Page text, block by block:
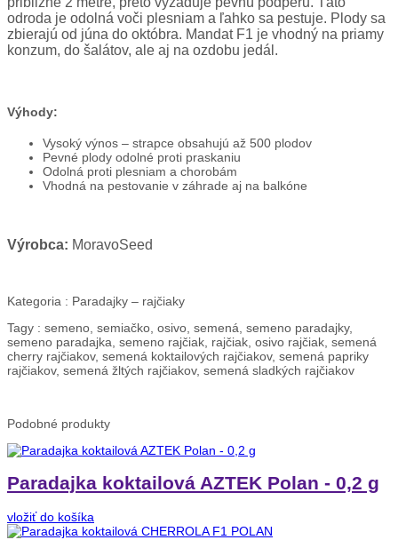
odroda je odolná voči plesniam a ľahko sa pestuje. Plody sa
zbierajú od júna do októbra. Mandat F1 je vhodný na priamy
konzum, do šalátov, ale aj na ozdobu jedál.
Výhody:
Vysoký výnos – strapce obsahujú až 500 plodov
Pevné plody odolné proti praskaniu
Odolná proti plesniam a chorobám
Vhodná na pestovanie v záhrade aj na balkóne
Výrobca: MoravoSeed
Kategoria : Paradajky – rajčiaky
Tagy : semeno, semiačko, osivo, semená, semeno paradajky,
semeno paradajka, semeno rajčiak, rajčiak, osivo rajčiak, semená
cherry rajčiakov, semená koktailových rajčiakov, semená papriky
rajčiakov, semená žltých rajčiakov, semená sladkých rajčiakov
Podobné produkty
Paradajka koktailová AZTEK Polan - 0,2 g
vložiť do košíka